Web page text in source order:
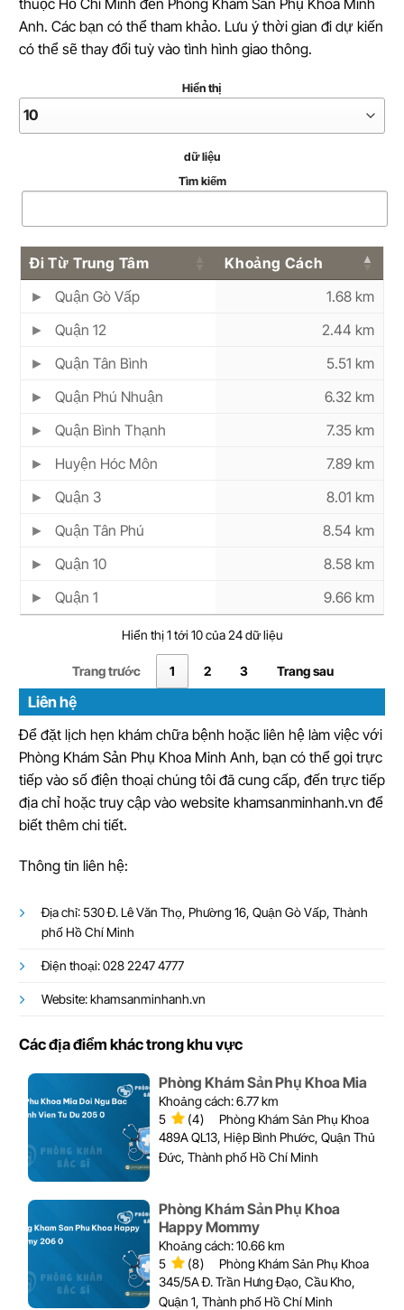
thuộc Hồ Chí Minh đến Phòng Khám Sản Phụ Khoa Minh
Anh. Các bạn có thể tham khảo. Lưu ý thời gian đi dự kiến
có thể sẽ thay đổi tuỳ vào tình hình giao thông.
Hiển thị
dữ liệu
Tìm kiếm
Đi Từ Trung Tâm
Khoảng Cách
Quận Gò Vấp
1.68 km
Quận 12
2.44 km
Quận Tân Bình
5.51 km
Quận Phú Nhuận
6.32 km
Quận Bình Thạnh
7.35 km
Huyện Hóc Môn
7.89 km
Quận 3
8.01 km
Quận Tân Phú
8.54 km
Quận 10
8.58 km
Quận 1
9.66 km
Hiển thị 1 tới 10 của 24 dữ liệu
Trang trước 1 2 3 Trang sau
Liên hệ
Để đặt lịch hẹn khám chữa bệnh hoặc liên hệ làm việc với
Phòng Khám Sản Phụ Khoa Minh Anh, bạn có thể gọi trực
tiếp vào số điện thoại chúng tôi đã cung cấp, đến trực tiếp
địa chỉ hoặc truy cập vào website khamsanminhanh.vn để
biết thêm chi tiết.
Thông tin liên hệ:
Địa chỉ: 530 Đ. Lê Văn Thọ, Phường 16, Quận Gò Vấp, Thành
phố Hồ Chí Minh
Điện thoại: 028 2247 4777
Website: khamsanminhanh.vn
Các địa điểm khác trong khu vực
Phòng Khám Sản Phụ Khoa Mia
Khoảng cách: 6.77 km
5
(4)
Phòng Khám Sản Phụ Khoa
489A QL13, Hiệp Bình Phước, Quận Thủ
Đức, Thành phố Hồ Chí Minh
Phòng Khám Sản Phụ Khoa
Happy Mommy
Khoảng cách: 10.66 km
5
(8)
Phòng Khám Sản Phụ Khoa
345/5A Đ. Trần Hưng Đạo, Cầu Kho,
Quận 1, Thành phố Hồ Chí Minh